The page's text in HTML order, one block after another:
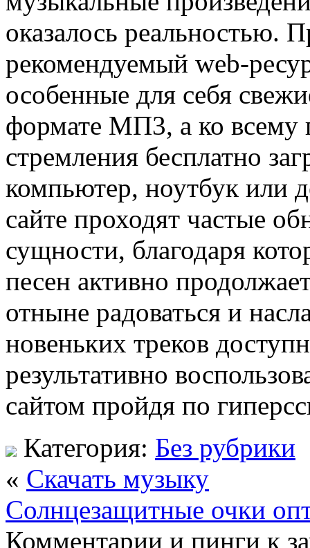
оказалось реальностью.
рекомендуемый web-
особенные для себя
формате МП3, а ко всему
стремления бесплатно
компьютер, ноутбук или
сайте проходят частые
сущности, благодаря
песен активно
отныне радоваться и
новеньких треков
результативно
сайтом пройдя по
Категория: Без рубрики
« Скачать музыку
Солнцезащитные очки
Комментарии и пинги к